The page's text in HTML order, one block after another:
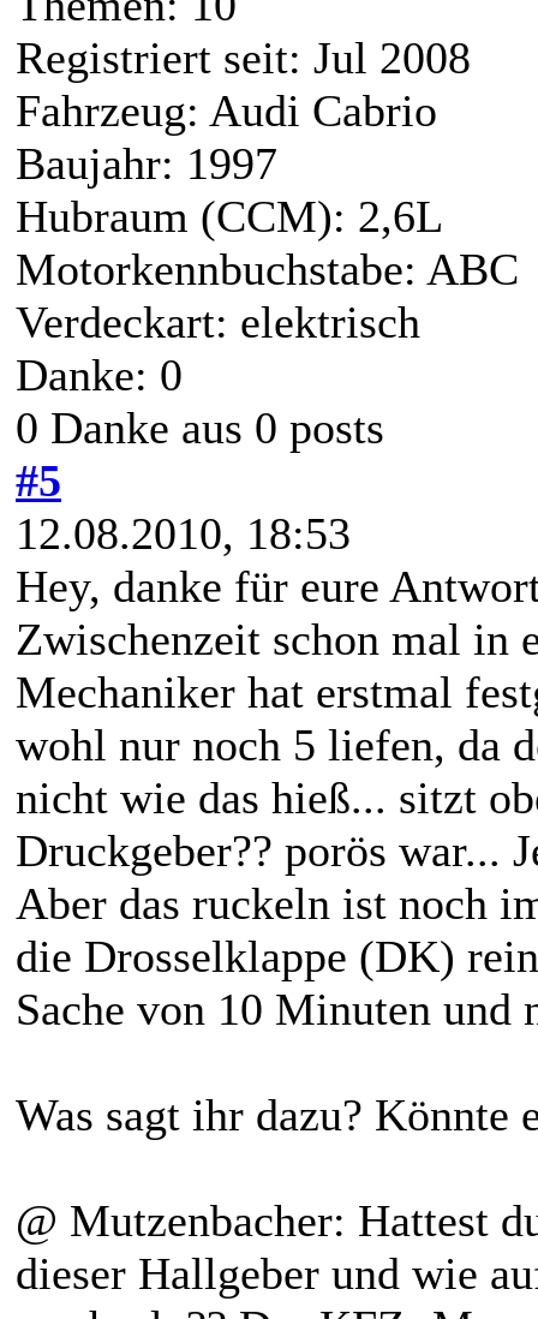
Registriert seit: Jul 2008
Fahrzeug: Audi Cabrio
Baujahr: 1997
Hubraum (CCM): 2,6L
Motorkennbuchstabe: ABC
Verdeckart: elektrisch
Danke: 0
0 Danke aus 0 posts
#5
12.08.2010, 18:53
Hey, danke für eure
Zwischenzeit schon mal in
Mechaniker hat erstmal
wohl nur noch 5 liefen, da
nicht wie das hieß... sitzt
Druckgeber?? porös war...
Aber das ruckeln ist noch
die Drosselklappe (DK)
Sache von 10 Minuten und
Was sagt ihr dazu?
@ Mutzenbacher: Hattest
dieser Hallgeber und wie